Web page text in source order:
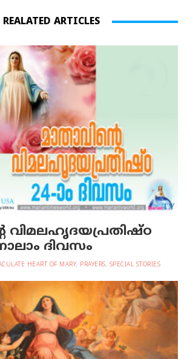
REALATED ARTICLES
വിമലഹൃദയപ്രതിഷ്ഠ
ദിവസം
HEART OF MARY, PRAYERS, SPECIAL STORIES